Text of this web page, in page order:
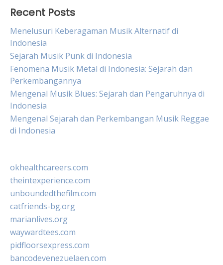
Recent Posts
Menelusuri Keberagaman Musik Alternatif di
Indonesia
Sejarah Musik Punk di Indonesia
Fenomena Musik Metal di Indonesia: Sejarah dan
Perkembangannya
Mengenal Musik Blues: Sejarah dan Pengaruhnya di
Indonesia
Mengenal Sejarah dan Perkembangan Musik Reggae
di Indonesia
okhealthcareers.com
theintexperience.com
unboundedthefilm.com
catfriends-bg.org
marianlives.org
waywardtees.com
pidfloorsexpress.com
bancodevenezuelaen.com